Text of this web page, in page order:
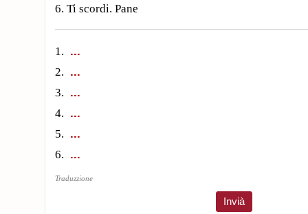
6. Ti scordi. Pane
1.
2.
3.
4.
5.
6.
Traduzzione